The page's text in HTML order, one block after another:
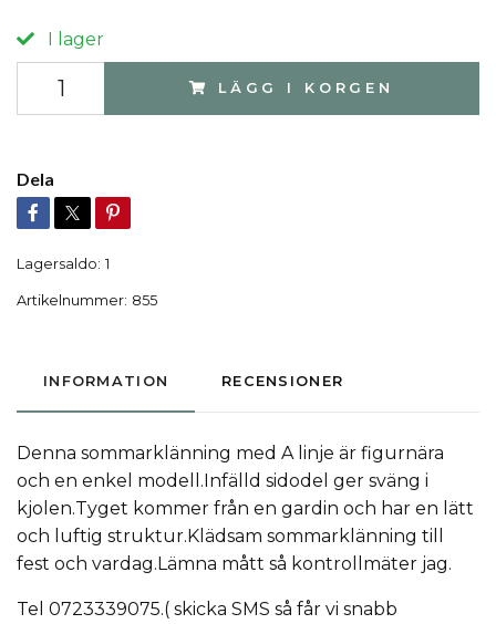
I lager
LÄGG I KORGEN
Dela
Lagersaldo: 1
Artikelnummer: 855
INFORMATION RECENSIONER
Denna sommarklänning med A linje är figurnära
och en enkel modell.Infälld sidodel ger sväng i
kjolen.Tyget kommer från en gardin och har en lätt
och luftig struktur.Klädsam sommarklänning till
fest och vardag.Lämna mått så kontrollmäter jag.
Tel 0723339075.( skicka SMS så får vi snabb